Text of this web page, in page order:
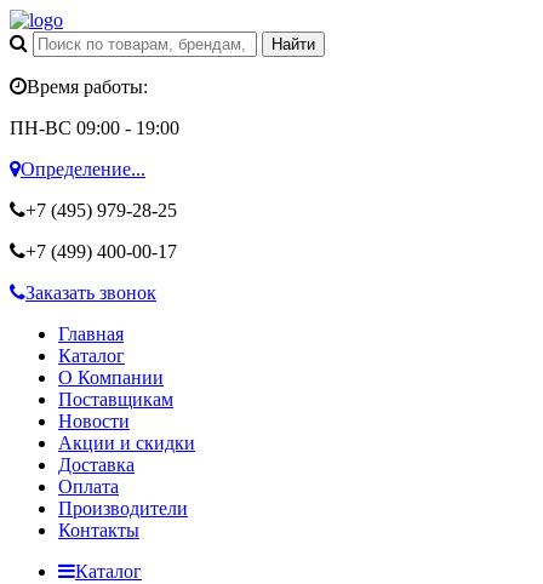
Время работы:
ПН-ВС 09:00 - 19:00
Определение...
+7 (495) 979-28-25
+7 (499) 400-00-17
Заказать звонок
Главная
Каталог
О Компании
Поставщикам
Новости
Акции и скидки
Доставка
Оплата
Производители
Контакты
Каталог